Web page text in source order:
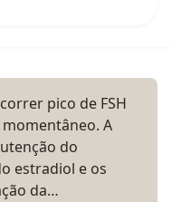
pico de FSH
A
do
estradiol e os
da…